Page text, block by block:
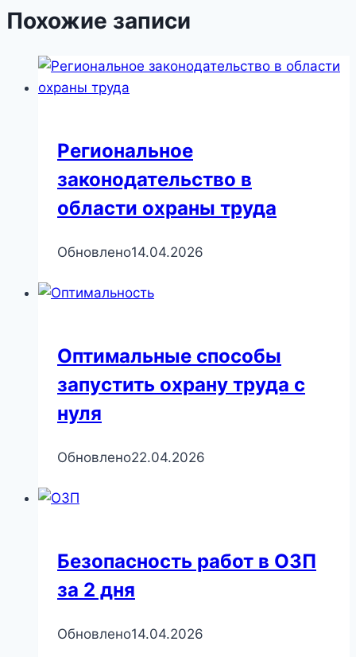
Похожие записи
Региональное
законодательство в
области охраны труда
Обновлено14.04.2026
Оптимальные способы
запустить охрану труда с
нуля
Обновлено22.04.2026
Безопасность работ в ОЗП
за 2 дня
Обновлено14.04.2026